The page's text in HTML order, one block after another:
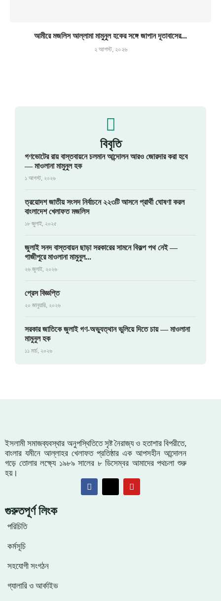
আমীরে মজলিস আল্লামা মামুনুল হকের সঙ্গে জাপান দূতাবাসের...
২ আগস্ট, ২০২৬
বিবৃতি
গণভোটের রায় বাস্তবায়নে চলমান আন্দোলন আরও জোরদার করা হবে
— মাওলানা মামুনুল হক
১ আগস্ট, ২০২৬
ত্রয়োদশ জাতীয় সংসদ নির্বাচনে ২২৩টি আসনে প্রার্থী ঘোষণা করল
বাংলাদেশ খেলাফত মজলিস
১৮ জুলাই, ২০২৫
জুলাই সনদ বাস্তবায়ন ছাড়া সরকারের সামনে বিকল্প পথ নেই —
গাজীপুরে মাওলানা মামুনুল...
২৬ জুলাই, ২০২৬
প্রেস বিজ্ঞপ্তি
২০ জানুয়ারি, ২০২৬
সরকার জাতিকে জুলাই গণ-অভ্যুত্থান ভুলিয়ে দিতে চায় — মাওলানা
মামুনুল হক
১১ মার্চ, ২০২৬
ইসলামী সমাজব্যবস্থার অনুপস্থিতিতে সৃষ্ট নৈরাজ্য ও হতাশার বিপরীতে,
বাংলার যমীনে আল্লাহর খেলাফত প্রতিষ্ঠার এক আপসহীন আন্দোলন
গড়ে তোলার লক্ষ্যে ১৯৮৯ সালের ৮ ডিসেম্বর আমাদের পথচলা শুরু
হয়।
গুরুতপূর্ণ লিংক
পরিচিতি
কর্মসূচি
সহযোগী সংগঠন
গ্যালারি ও আর্কাইভ